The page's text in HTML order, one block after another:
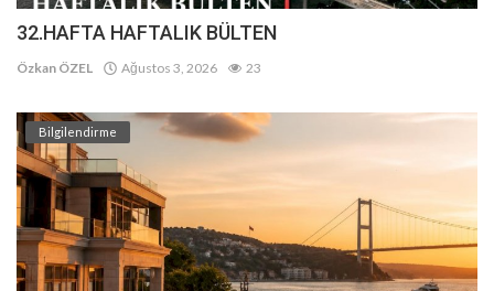
32.HAFTA HAFTALIK BÜLTEN
Özkan ÖZEL Ağustos 3, 2026 23
Bilgilendirme